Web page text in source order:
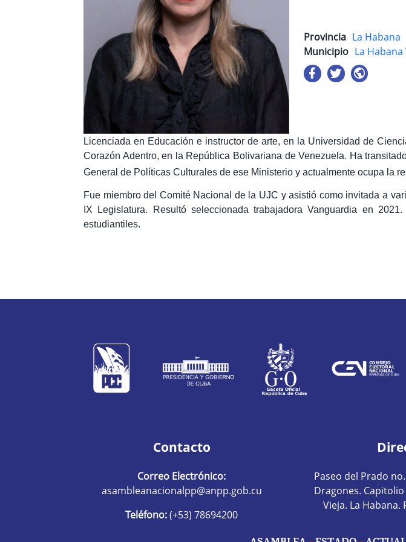
Provincia La Habana
Municipio La Habana
Licenciada en Educación e instructor de arte, en la Universidad de
Corazón Adentro, en la República Bolivariana de Venezuela. Ha
General de Políticas Culturales de ese Ministerio y actualmente ocupa la
Fue miembro del Comité Nacional de la UJC y asistió como invitada a
IX Legislatura. Resultó seleccionada trabajadora Vanguardia en 2021.
estudiantiles.
Contacto
Correo Electrónico:
asambleanacionalpp@anpp.gob.cu
Teléfono:(+53) 78694200
Paseo del Prado
Dragones.
Vieja. La Habana.